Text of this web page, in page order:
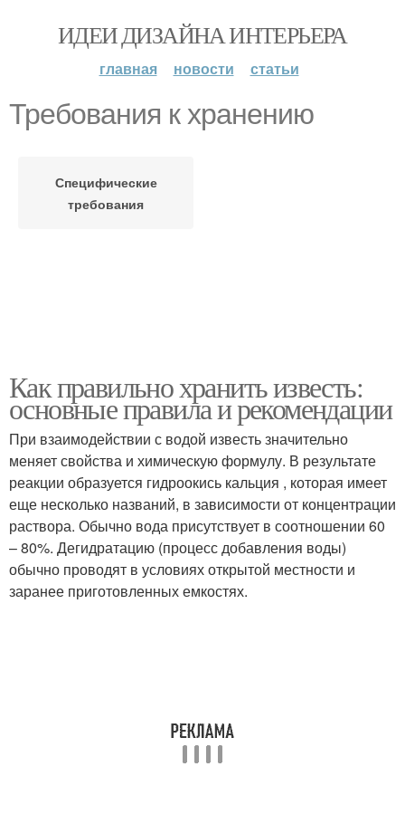
ИДЕИ ДИЗАЙНА ИНТЕРЬЕРА
главная новости статьи
Требования к хранению
Специфические
требования
Как правильно хранить известь:
основные правила и рекомендации
При взаимодействии с водой известь значительно
меняет свойства и химическую формулу. В результате
реакции образуется гидроокись кальция , которая имеет
еще несколько названий, в зависимости от концентрации
раствора. Обычно вода присутствует в соотношении 60
– 80%. Дегидратацию (процесс добавления воды)
обычно проводят в условиях открытой местности и
заранее приготовленных емкостях.